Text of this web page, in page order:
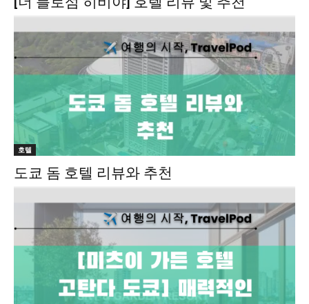
호텔
도쿄 돔 호텔 리뷰와 추천